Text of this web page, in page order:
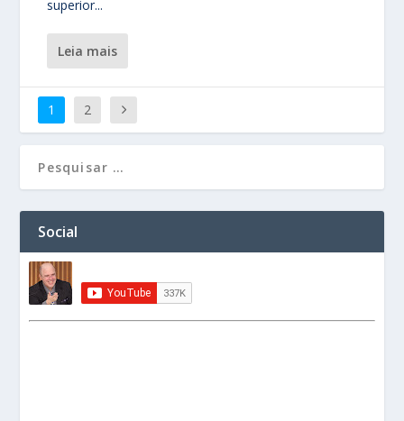
superior...
leia mais
1 2
Social